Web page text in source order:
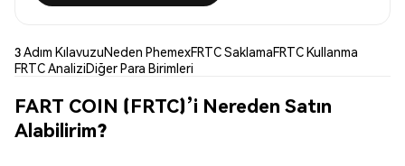
3 Adım KılavuzuNeden PhemexFRTC SaklamaFRTC Kullanma
FRTC AnaliziDiğer Para Birimleri
FART COIN (FRTC)’i Nereden Satın
Alabilirim?